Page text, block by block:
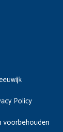
Policy
voorbehouden